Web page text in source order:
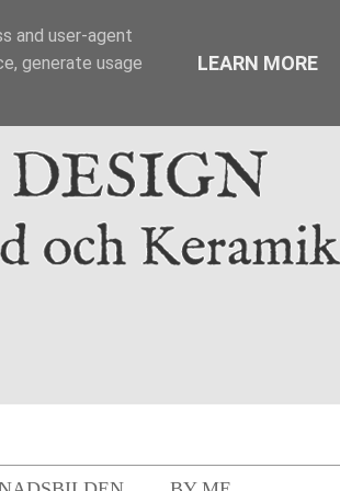
and user-agent
generate usage
LEARN MORE